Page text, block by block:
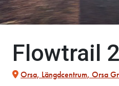
Flowtrail
Orsa, Längdcentrum, Orsa